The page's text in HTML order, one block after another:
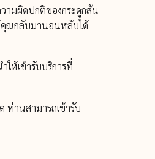
ามผิดปกติของกระดูกสัน
คุณกลับมานอนหลับได้
ให้เข้ารับบริการที่
ท่านสามารถเข้ารับ